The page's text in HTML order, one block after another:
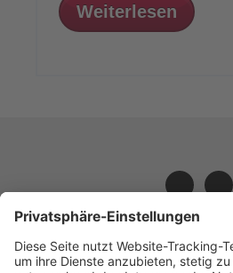
Weiterlesen
VOGELSANG - LEADING